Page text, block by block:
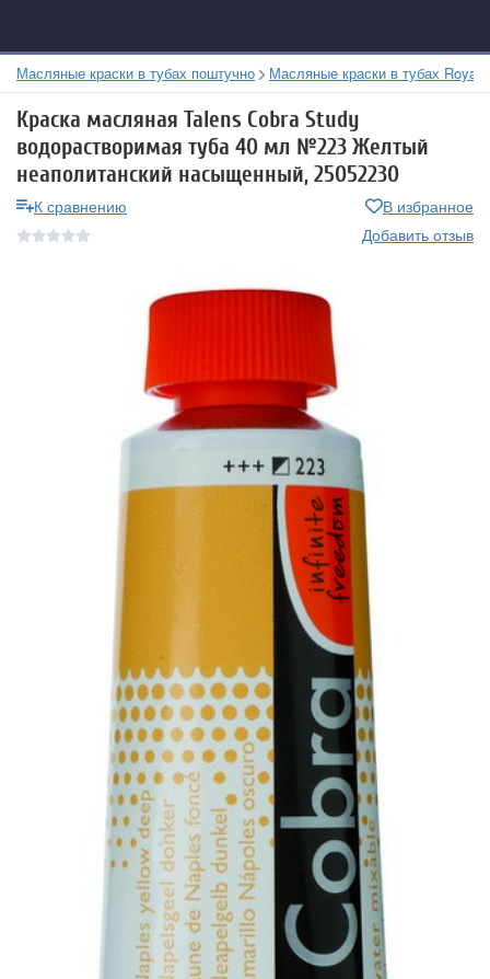
Масляные краски в тубах поштучно Масляные краски в тубах Royal
Краска масляная Talens Cobra Study
водорастворимая туба 40 мл №223 Желтый
неаполитанский насыщенный, 25052230
К сравнению
В избранное
Добавить отзыв